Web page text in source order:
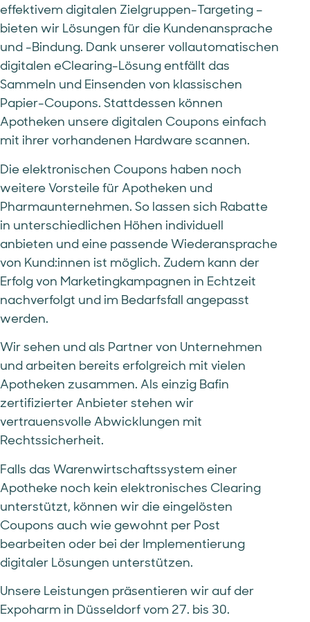
effektivem digitalen Zielgruppen-Targeting –
bieten wir Lösungen für die Kundenansprache
und -Bindung. Dank unserer vollautomatischen
digitalen eClearing-Lösung entfällt das
Sammeln und Einsenden von klassischen
Papier-Coupons. Stattdessen können
Apotheken unsere digitalen Coupons einfach
mit ihrer vorhandenen Hardware scannen.
Die elektronischen Coupons haben noch
weitere Vorsteile für Apotheken und
Pharmaunternehmen. So lassen sich Rabatte
in unterschiedlichen Höhen individuell
anbieten und eine passende Wiederansprache
von Kund:innen ist möglich. Zudem kann der
Erfolg von Marketingkampagnen in Echtzeit
nachverfolgt und im Bedarfsfall angepasst
werden.
Wir sehen und als Partner von Unternehmen
und arbeiten bereits erfolgreich mit vielen
Apotheken zusammen. Als einzig Bafin
zertifizierter Anbieter stehen wir
vertrauensvolle Abwicklungen mit
Rechtssicherheit.
Falls das Warenwirtschaftssystem einer
Apotheke noch kein elektronisches Clearing
unterstützt, können wir die eingelösten
Coupons auch wie gewohnt per Post
bearbeiten oder bei der Implementierung
digitaler Lösungen unterstützen.
Unsere Leistungen präsentieren wir auf der
Expoharm in Düsseldorf vom 27. bis 30.